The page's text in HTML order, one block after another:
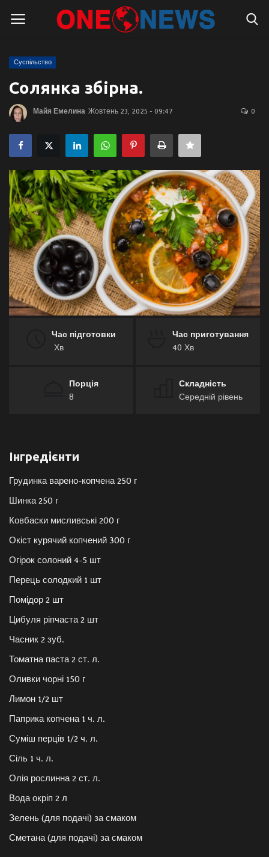
Логін
Головна
Контакти
Про нас
Підтримати проєкт
Правила для блогерів
Суспільство
Галерея
Економіка
Відео
Мова
Суспільство
Солянка збірна.
Майя Емелина Жовтень 23, 2025 - 09:47 0
Час підготовки
Хв
Час приготування
40 Хв
Порція
8
Складність
Середній рівень
Інгредієнти
Грудинка варено-копчена 250 г
Шинка 250 г
Ковбаски мисливські 200 г
Окіст курячий копчений 300 г
Огірок солоний 4-5 шт
Перець солодкий 1 шт
Помідор 2 шт
Цибуля ріпчаста 2 шт
Часник 2 зуб.
Томатна паста 2 ст. л.
Оливки чорні 150 г
Лимон 1/2 шт
Паприка копчена 1 ч. л.
Суміш перців 1/2 ч. л.
Сіль 1 ч. л.
Олія рослинна 2 ст. л.
Вода окріп 2 л
Зелень (для подачі) за смаком
Сметана (для подачі) за смаком